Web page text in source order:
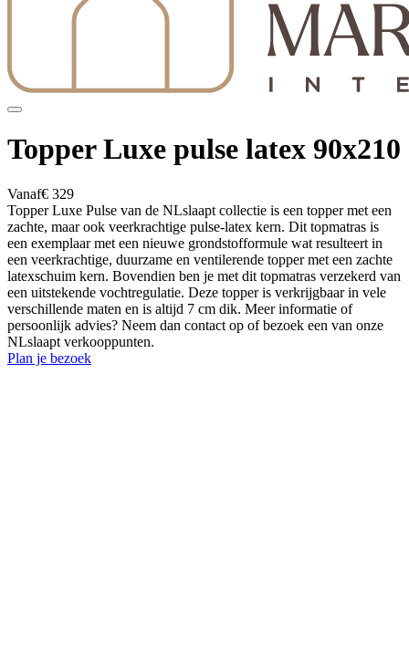
Topper Luxe pulse latex 90x210
Vanaf€ 329
Topper Luxe Pulse van de NLslaapt collectie is een topper met een
zachte, maar ook veerkrachtige pulse-latex kern. Dit topmatras is
een exemplaar met een nieuwe grondstofformule wat resulteert in
een veerkrachtige, duurzame en ventilerende topper met een zachte
latexschuim kern. Bovendien ben je met dit topmatras verzekerd van
een uitstekende vochtregulatie. Deze topper is verkrijgbaar in vele
verschillende maten en is altijd 7 cm dik. Meer informatie of
persoonlijk advies? Neem dan contact op of bezoek een van onze
NLslaapt verkooppunten.
Plan je bezoek